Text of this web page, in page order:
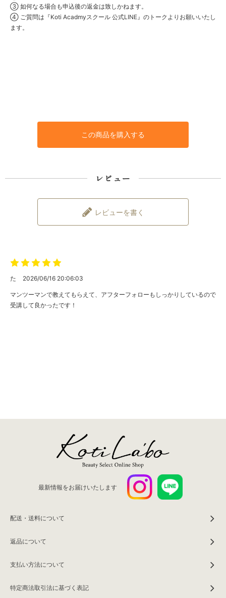
③ 如何なる場合も申込後の返金は致しかねます。
④ ご質問は『Koti Acadmyスクール 公式LINE』のトークよりお願いいたし
ます。
この商品を購入する
レビュー
レビューを書く
た 2026/06/16 20:06:03
マンツーマンで教えてもらえて、アフターフォローもしっかりしているので
受講して良かったです！
最新情報をお届けいたします
配送・送料について
返品について
支払い方法について
特定商法取引法に基づく表記